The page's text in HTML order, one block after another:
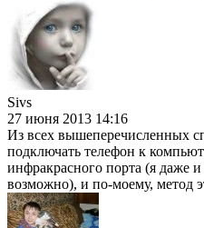
Sivs
27 июня 2013 14:16
Из всех вышеперечисленных
подключать телефон к
инфракрасного порта (я даже и
возможно), и по-моему, метод